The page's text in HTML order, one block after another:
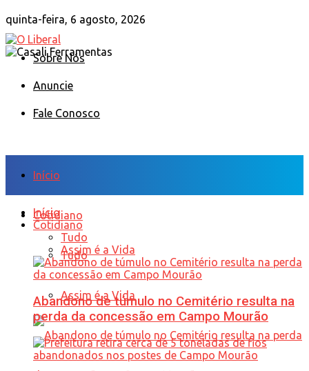
quinta-feira, 6 agosto, 2026
Sobre Nós
Anuncie
Fale Conosco
Início
Cotidiano
Tudo
Assim é a Vida
Início
Cotidiano
Tudo
Assim é a Vida
Abandono de túmulo no Cemitério resulta na
perda da concessão em Campo Mourão